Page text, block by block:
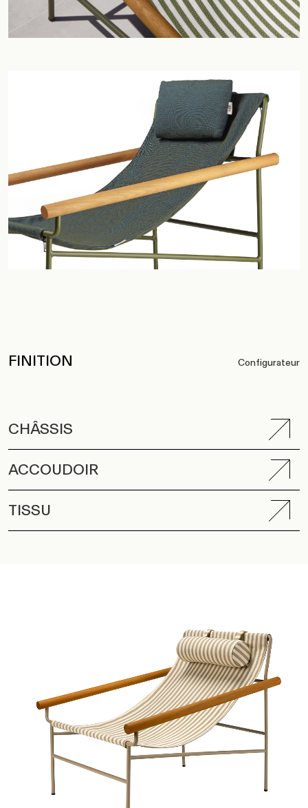
FINITION Configurateur
CHÂSSIS
ACCOUDOIR
TISSU